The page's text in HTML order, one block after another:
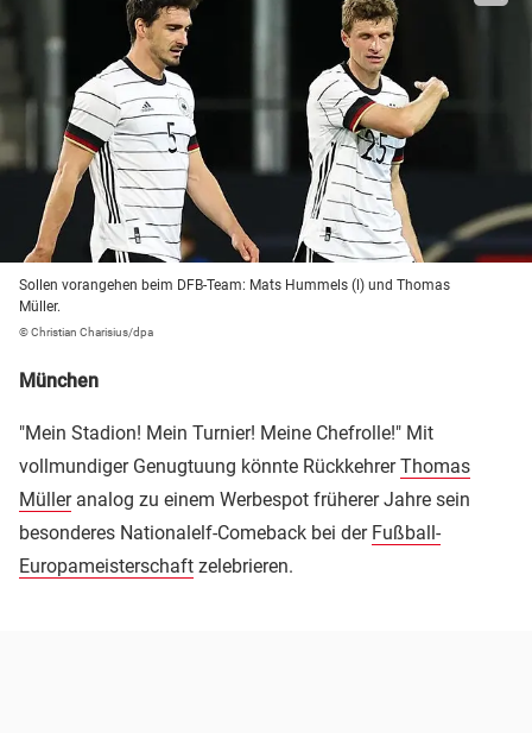
Sollen vorangehen beim DFB-Team: Mats Hummels (l) und Thomas
Müller.
© Christian Charisius/dpa
München
"Mein Stadion! Mein Turnier! Meine Chefrolle!" Mit
vollmundiger Genugtuung könnte RückkehrerThomas
Mülleranalog zu einem Werbespot früherer Jahre sein
besonderes Nationalelf-Comeback bei der Fußball-
Europameisterschaft zelebrieren.